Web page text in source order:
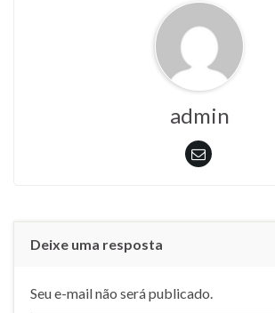
admin
Deixe uma resposta
Seu e-mail não será publicado.